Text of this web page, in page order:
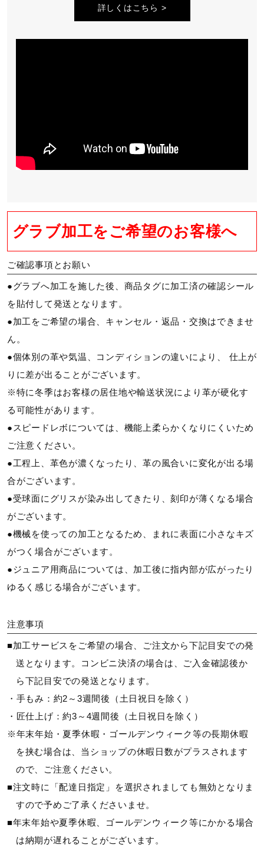
詳しくはこちら
グラブ加工をご希望のお客様へ
ご確認事項とお願い
●グラブへ加工を施した後、商品タグに加工済の確認シール
を貼付して発送となります。
●加工をご希望の場合、キャンセル・返品・交換はできませ
ん。
●個体別の革や気温、コンディションの違いにより、 仕上が
りに差が出ることがございます。
※特に冬季はお客様の居住地や輸送状況により革が硬化す
る可能性があります。
●スピードレボについては、機能上柔らかくなりにくいため
ご注意ください。
●工程上、革色が濃くなったり、革の風合いに変化が出る場
合がございます。
●受球面にグリスが染み出してきたり、刻印が薄くなる場合
がございます。
●機械を使っての加工となるため、まれに表面に小さなキズ
がつく場合がございます。
●ジュニア用商品については、加工後に指内部が広がったり
ゆるく感じる場合がございます。
注意事項
■加工サービスをご希望の場合、ご注文から下記目安での発
送となります。コンビニ決済の場合は、ご入金確認後か
ら下記目安での発送となります。
・手もみ：約2～3週間後（土日祝日を除く）
・匠仕上げ：約3～4週間後（土日祝日を除く）
※年末年始・夏季休暇・ゴールデンウィーク等の長期休暇
を挟む場合は、当ショップの休暇日数がプラスされます
ので、ご注意ください。
■注文時に「配達日指定」を選択されましても無効となりま
すので予めご了承くださいませ。
■年末年始や夏季休暇、ゴールデンウィーク等にかかる場合
は納期が遅れることがございます。